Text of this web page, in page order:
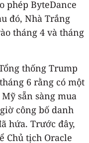
phép ByteDance
đó, Nhà Trắng
tháng 4 và tháng
thống Trump
6 rằng có một
sẵn sàng mua
công bố danh
hứa. Trước đây,
Chủ tịch Oracle